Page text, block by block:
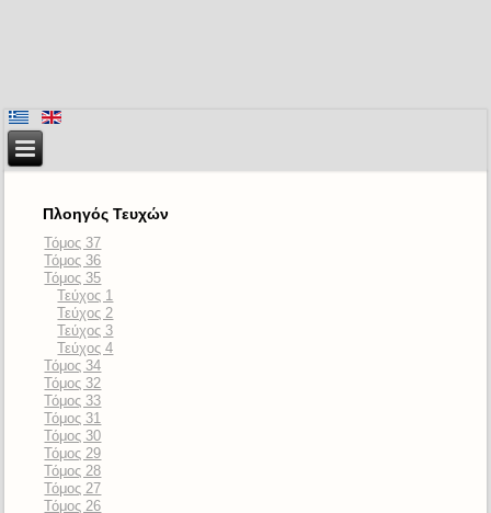
Πλοηγός Τευχών
Τόμος 37
Τόμος 36
Τόμος 35
Τεύχος 1
Τεύχος 2
Τεύχος 3
Τεύχος 4
Τόμος 34
Τόμος 32
Τόμος 33
Τόμος 31
Τόμος 30
Τόμος 29
Τόμος 28
Τόμος 27
Τόμος 26